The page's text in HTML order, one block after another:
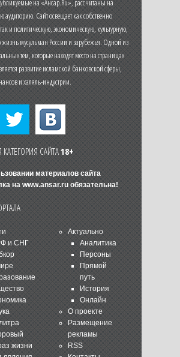
на «Ансар.Ru», рассчитаны на
Сайт освещает как собственно
и политическую, экономическую, культурную,
мусульман России и зарубежья. Одной из
тем, которые находят место на страницах
развитие исламской банковской сферы,
и халяль-индустрии.
КАТЕГОРИЯ САЙТА18+
материалов сайта
на www.ansar.ruобязательна!
и СНГ
жизни
Актуально
Аналитика
Персоны
Прямой
путь
История
Онлайн
О проекте
Размещение
рекламы
RSS